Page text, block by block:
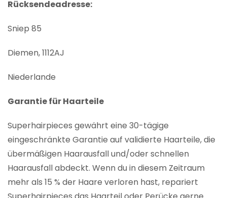
Rücksendeadresse:
Sniep 85
Diemen, 1112AJ
Niederlande
Garantie für Haarteile
Superhairpieces gewährt eine 30-tägige
eingeschränkte Garantie auf validierte Haarteile, die
übermäßigen Haarausfall und/oder schnellen
Haarausfall abdeckt. Wenn du in diesem Zeitraum
mehr als 15 % der Haare verloren hast, repariert